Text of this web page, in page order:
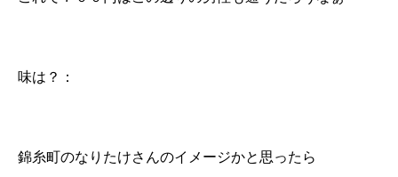
味は？：
錦糸町のなりたけさんのイメージかと思ったら